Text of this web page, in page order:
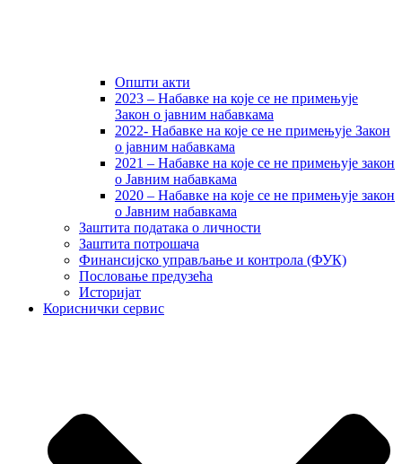
Општи акти
2023 – Набавке на које се не примењује
Закон о јавним набавкама
2022- Набавке на које се не примењује Закон
о јавним набавкама
2021 – Набавке на које се не примењује закон
о Јавним набавкама
2020 – Набавке на које се не примењује закон
о Јавним набавкама
Заштита података о личности
Заштита потрошача
Финансијско управљање и контрола (ФУК)
Пословање предузећа
Историјат
Кориснички сервис